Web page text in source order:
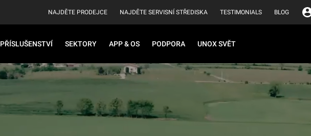
NAJDĚTE PRODEJCE NAJDĚTE SERVISNÍ STŘEDISKA TESTIMONIALS BLOG
PŘÍSLUŠENSTVÍ SEKTORY APP & OS PODPORA UNOX SVĚT